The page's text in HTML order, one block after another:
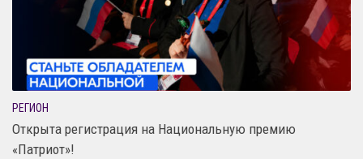
РЕГИОН
Открыта регистрация на Национальную премию
«Патриот»!